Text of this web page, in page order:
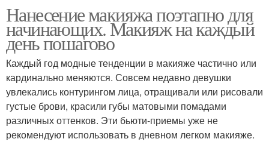
Нанесение макияжа поэтапно для
начинающих. Макияж на каждый
день пошагово
Каждый год модные тенденции в макияже частично или
кардинально меняются. Совсем недавно девушки
увлекались контурингом лица, отращивали или рисовали
густые брови, красили губы матовыми помадами
различных оттенков. Эти бьюти-приемы уже не
рекомендуют использовать в дневном легком макияже.